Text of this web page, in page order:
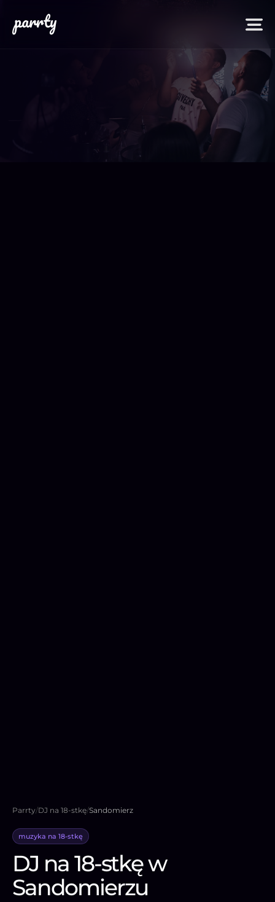
Parrty/DJ na 18-stkę/Sandomierz
muzyka na 18-stkę
DJ na 18-stkę w
Sandomierzu